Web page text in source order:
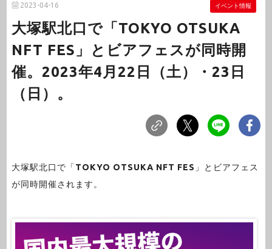
2023-04-16 イベント情報
大塚駅北口で「TOKYO OTSUKA
NFT FES」とビアフェスが同時開
催。2023年4月22日（土）・23日
（日）。
大塚駅北口で「 TOKYO OTSUKA NFT FES 」とビアフェス
が同時開催されます。